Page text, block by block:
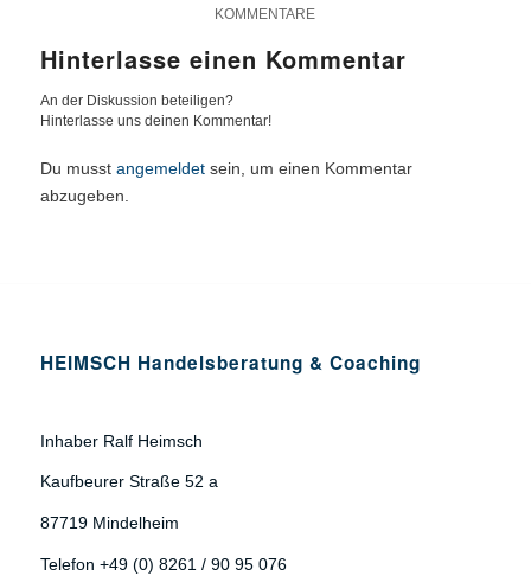
KOMMENTARE
Hinterlasse einen Kommentar
An der Diskussion beteiligen?
Hinterlasse uns deinen Kommentar!
Du musst angemeldetsein, um einen Kommentar
abzugeben.
HEIMSCH Handelsberatung & Coaching
Inhaber Ralf Heimsch
Kaufbeurer Straße 52 a
87719 Mindelheim
Telefon +49 (0) 8261 / 90 95 076